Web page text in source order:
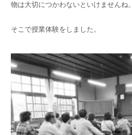
物は大切につかわないといけませんね。
そこで授業体験をしました。